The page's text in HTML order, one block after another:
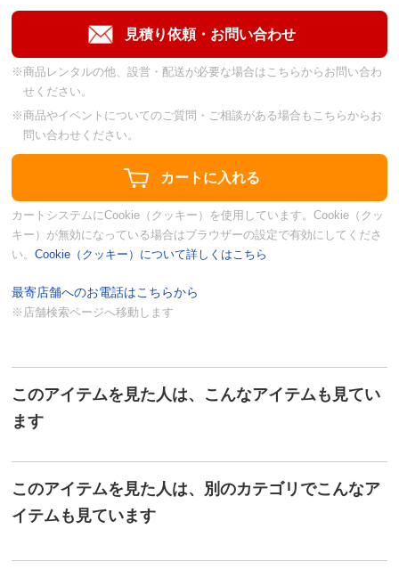
※商品レンタルの他、設営・配送が必要な場合はこちらからお問い合わ
せください。
※商品やイベントについてのご質問・ご相談がある場合もこちらからお
問い合わせください。
カートシステムにCookie（クッキー）を使用しています。Cookie（クッ
キー）が無効になっている場合はブラウザーの設定で有効にしてくださ
い。Cookie（クッキー）について詳しくはこちら
最寄店舗へのお電話はこちらから
※店舗検索ページへ移動します
このアイテムを見た人は、こんなアイテムも見てい
ます
このアイテムを見た人は、別のカテゴリでこんなア
イテムも見ています